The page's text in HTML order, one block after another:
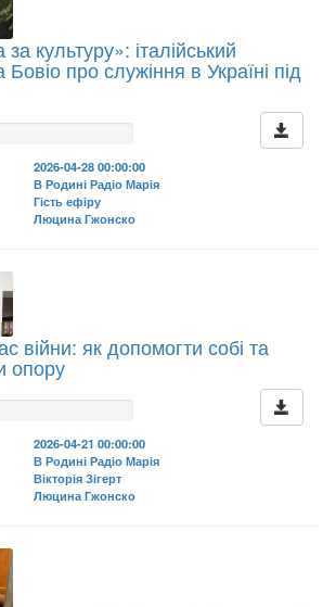
культуру»: італійський
Бовіо про служіння в Україні під
2026-04-28 00:00:00
В Родині Радіо Марія
Гість ефіру
Люцина Гжонско
війни: як допомогти собі та
опору
2026-04-21 00:00:00
В Родині Радіо Марія
Вікторія Зігерт
Люцина Гжонско